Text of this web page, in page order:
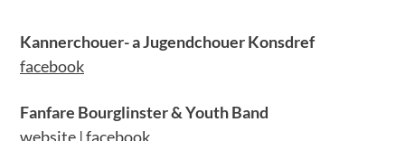
Kannerchouer- a Jugendchouer Konsdref
facebook
Fanfare Bourglinster & Youth Band
website |facebook